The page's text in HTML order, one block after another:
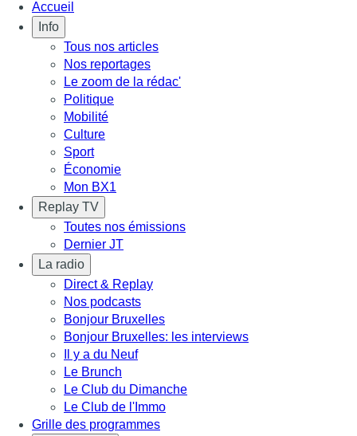
Accueil
Info
Tous nos articles
Nos reportages
Le zoom de la rédac'
Politique
Mobilité
Culture
Sport
Économie
Mon BX1
Replay TV
Toutes nos émissions
Dernier JT
La radio
Direct & Replay
Nos podcasts
Bonjour Bruxelles
Bonjour Bruxelles: les interviews
Il y a du Neuf
Le Brunch
Le Club du Dimanche
Le Club de l'Immo
Grille des programmes